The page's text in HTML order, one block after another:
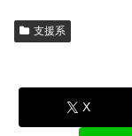
支援系
X